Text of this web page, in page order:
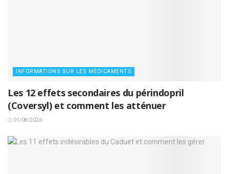
INFORMATIONS SUR LES MÉDICAMENTS
Les 12 effets secondaires du périndopril
(Coversyl) et comment les atténuer
01/08/2026